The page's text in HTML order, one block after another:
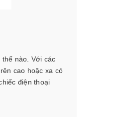
nào. Với các
cao hoặc xa có
điện thoại